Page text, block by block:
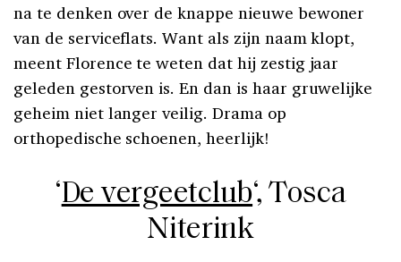
na te denken over de knappe nieuwe bewoner
van de serviceflats. Want als zijn naam klopt,
meent Florence te weten dat hij zestig jaar
geleden gestorven is. En dan is haar gruwelijke
geheim niet langer veilig. Drama op
orthopedische schoenen, heerlijk!
‘De vergeetclub‘, Tosca
Niterink